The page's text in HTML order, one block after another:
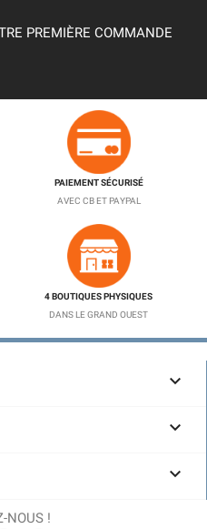
PREMIÈRE COMMANDE
PAIEMENT SÉCURISÉ
AVEC CB ET PAYPAL
4 BOUTIQUES PHYSIQUES
DANS LE GRAND OUEST



NOUS !